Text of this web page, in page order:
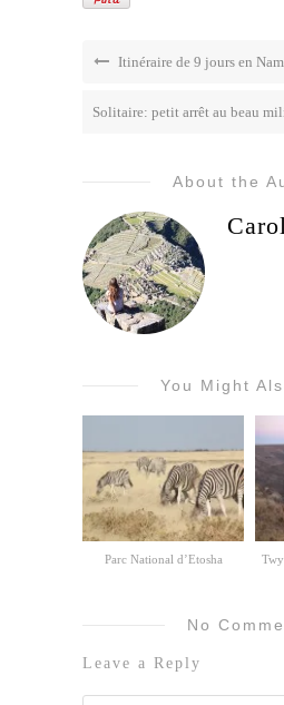
Itinéraire de 9 jours en
Solitaire: petit arrêt au beau
About the
You Might
Parc National d’Etosha
No
Leave a Reply